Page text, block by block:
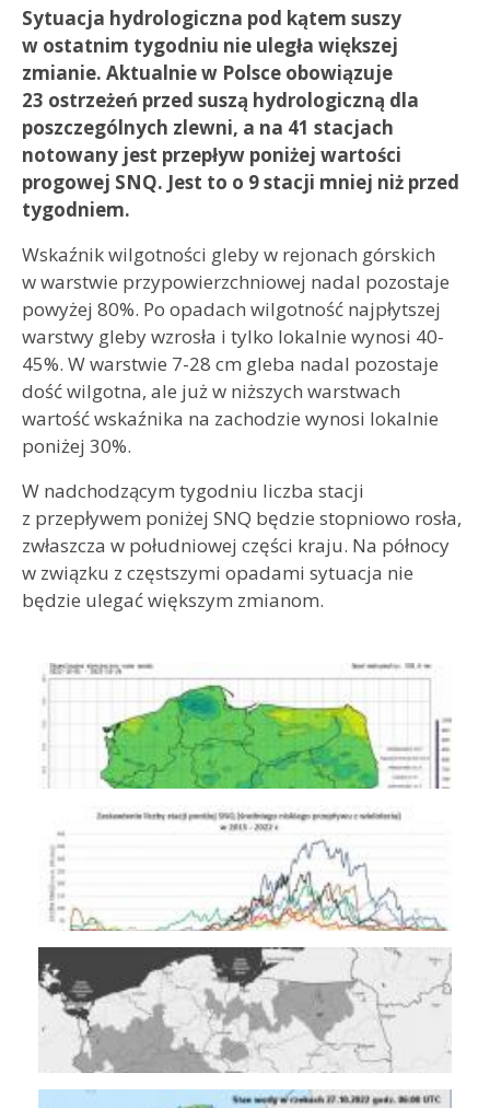
Sytuacja hydrologiczna pod kątem suszy
w ostatnim tygodniu nie uległa większej
zmianie. Aktualnie w Polsce obowiązuje
23 ostrzeżeń przed suszą hydrologiczną dla
poszczególnych zlewni, a na 41 stacjach
notowany jest przepływ poniżej wartości
progowej SNQ. Jest to o 9 stacji mniej niż przed
tygodniem.
Wskaźnik wilgotności gleby w rejonach górskich
w warstwie przypowierzchniowej nadal pozostaje
powyżej 80%. Po opadach wilgotność najpłytszej
warstwy gleby wzrosła i tylko lokalnie wynosi 40-
45%. W warstwie 7-28 cm gleba nadal pozostaje
dość wilgotna, ale już w niższych warstwach
wartość wskaźnika na zachodzie wynosi lokalnie
poniżej 30%.
W nadchodzącym tygodniu liczba stacji
z przepływem poniżej SNQ będzie stopniowo rosła,
zwłaszcza w południowej części kraju. Na północy
w związku z częstszymi opadami sytuacja nie
będzie ulegać większym zmianom.